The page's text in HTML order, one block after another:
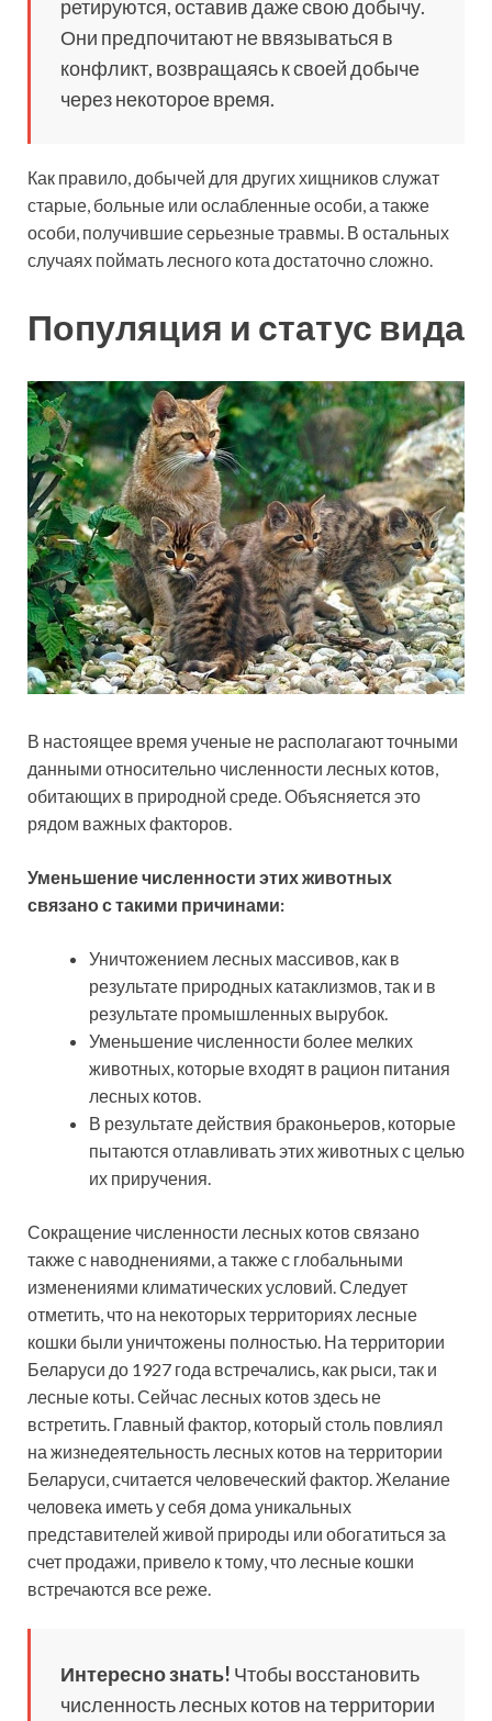
ретируются, оставив даже свою добычу.
Они предпочитают не ввязываться в
конфликт, возвращаясь к своей добыче
через некоторое время.
Как правило, добычей для других хищников служат
старые, больные или ослабленные особи, а также
особи, получившие серьезные травмы. В остальных
случаях поймать лесного кота достаточно сложно.
Популяция и статус вида
В настоящее время ученые не располагают точными
данными относительно численности лесных котов,
обитающих в природной среде. Объясняется это
рядом важных факторов.
Уменьшение численности этих животных
связано с такими причинами:
Уничтожением лесных массивов, как в
результате природных катаклизмов, так и в
результате промышленных вырубок.
Уменьшение численности более мелких
животных, которые входят в рацион питания
лесных котов.
В результате действия браконьеров, которые
пытаются отлавливать этих животных с целью
их приручения.
Сокращение численности лесных котов связано
также с наводнениями, а также с глобальными
изменениями климатических условий. Следует
отметить, что на некоторых территориях лесные
кошки были уничтожены полностью. На территории
Беларуси до 1927 года встречались, как рыси, так и
лесные коты. Сейчас лесных котов здесь не
встретить. Главный фактор, который столь повлиял
на жизнедеятельность лесных котов на территории
Беларуси, считается человеческий фактор. Желание
человека иметь у себя дома уникальных
представителей живой природы или обогатиться за
счет продажи, привело к тому, что лесные кошки
встречаются все реже.
Интересно знать! Чтобы восстановить
численность лесных котов на территории